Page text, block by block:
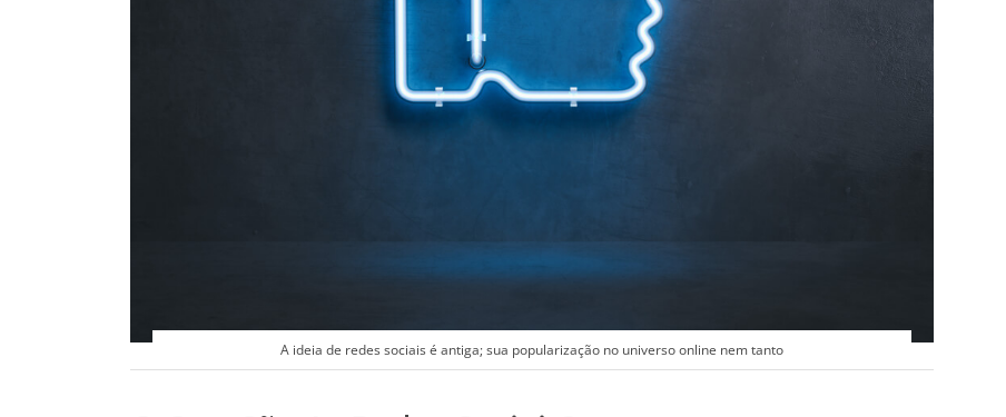
A ideia de redes sociais é antiga; sua popularização no universo online nem tanto